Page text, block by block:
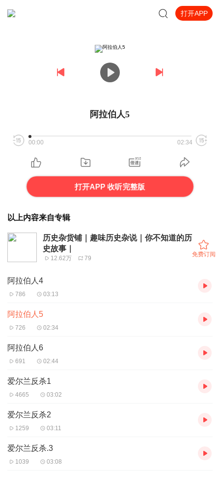
打开APP
阿拉伯人5
00:00 02:34
打开APP 收听完整版
以上内容来自专辑
历史杂货铺｜趣味历史杂说｜你不知道的历
史故事｜
12.62万 79
免费订阅
阿拉伯人4
786 03:13
阿拉伯人5
726 02:34
阿拉伯人6
691 02:44
爱尔兰反杀1
4665 03:02
爱尔兰反杀2
1259 03:11
爱尔兰反杀.3
1039 03:08